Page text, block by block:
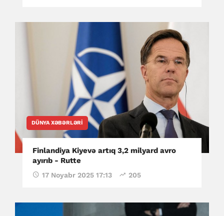
DÜNYA XƏBƏRLƏRI
Finlandiya Kiyevə artıq 3,2 milyard avro
ayırıb - Rutte
17 Noyabr 2025 17:13 205